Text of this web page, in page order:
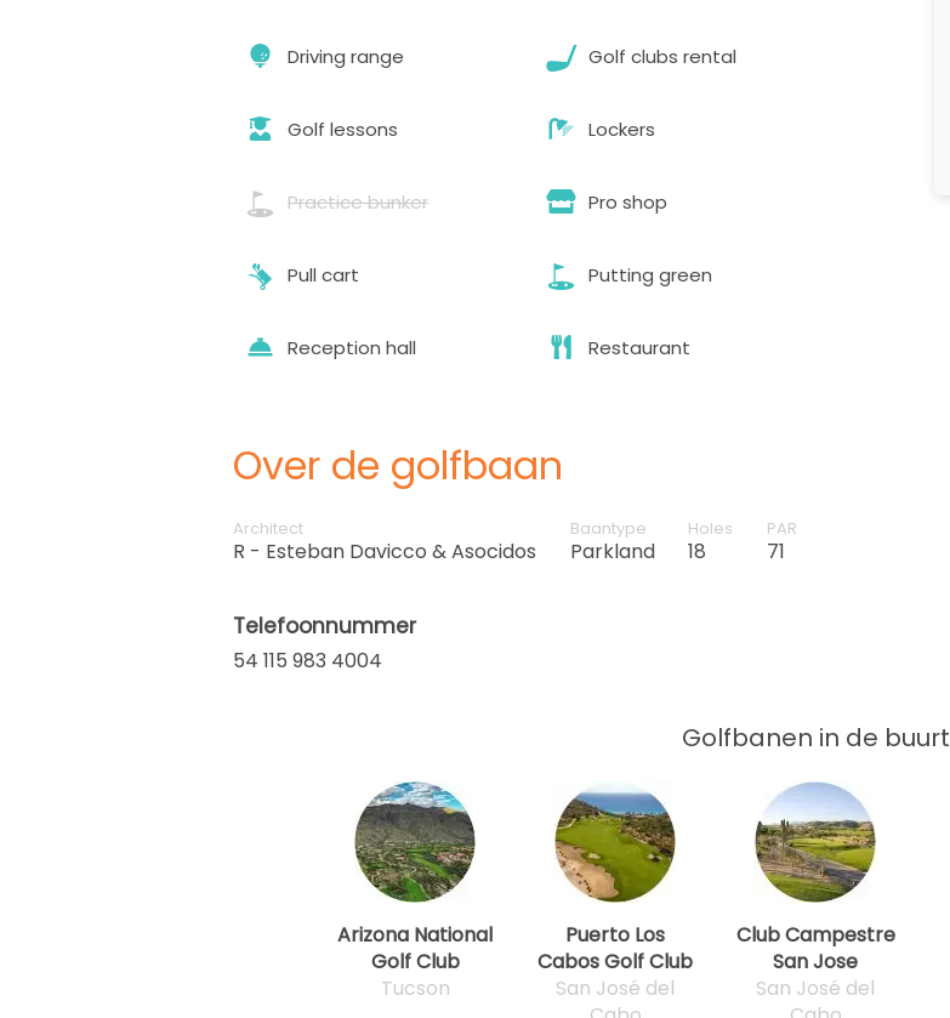
Driving range Golf clubs rental
Golf lessons Lockers
Practice bunker Pro shop
Pull cart Putting green
Reception hall Restaurant
Over de golfbaan
Architect
R - Esteban Davicco & Asocidos
Baantype
Parkland
Holes
18
PAR
71
Telefoonnummer
54 115 983 4004
Golfbanen in de buurt
Arizona National
Golf Club
Tucson
Puerto Los
Cabos Golf Club
San José del
Club Campestre
San Jose
San José del